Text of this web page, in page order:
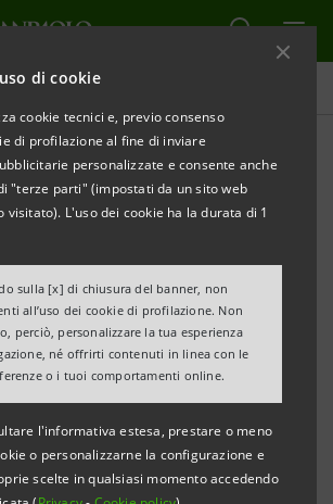
di cookie
cookie tecnici e, previo consenso
di profilazione al fine di inviare
personalizzate e consente anche
"terze parti" (impostati da un sito web
visitato). L'uso dei cookie ha la durata di 1
sulla [x] di chiusura del banner, non
all’uso dei cookie di profilazione. Non
perciò, personalizzare la tua esperienza
né offrirti contenuti in linea con le
o i tuoi comportamenti online.
l'informativa estesa, prestare o meno
o personalizzarne la configurazione e
scelte in qualsiasi momento accedendo
INVESTE IN SPACEX
produce e manda in orbita i più
2023– In coerenza con il Piano
che fa dell’innovazione uno dei
Intesa Sanpaoloinveste in
Technologies Corp).
privata con sede a Hawthorne in
mondiale nel settore